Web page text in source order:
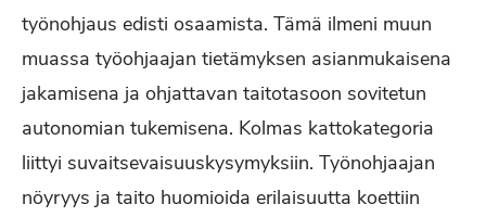
työnohjaus edisti osaamista. Tämä ilmeni muun
muassa työohjaajan tietämyksen asianmukaisena
jakamisena ja ohjattavan taitotasoon sovitetun
autonomian tukemisena. Kolmas kattokategoria
liittyi suvaitsevaisuuskysymyksiin. Työnohjaajan
nöyryys ja taito huomioida erilaisuutta koettiin